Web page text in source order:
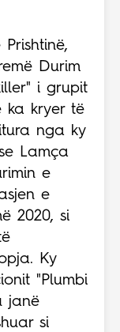
Durim
i grupit
ka kryer të
nga ky
Lamça
e
e
2020, si
Ky
"Plumbi
janë
si